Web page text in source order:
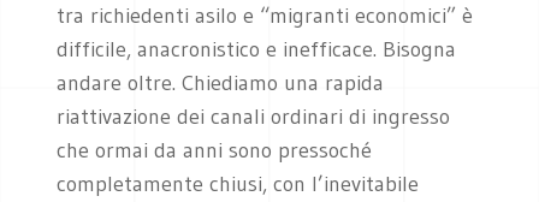
tra richiedenti asilo e “migranti economici” è
difficile, anacronistico e inefficace. Bisogna
andare oltre. Chiediamo una rapida
riattivazione dei canali ordinari di ingresso
che ormai da anni sono pressoché
completamente chiusi, con l’inevitabile